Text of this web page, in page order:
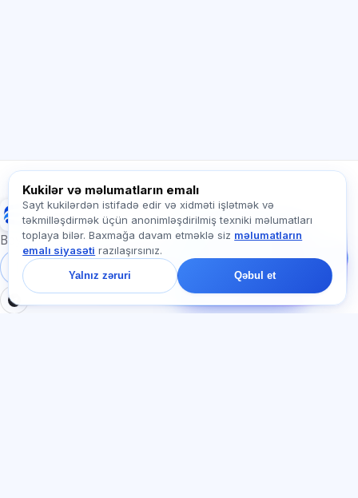
Exalify
Beynəlxalq dil imtahanlarına hazırlıq
Daxil ol
Qeydiyyat
Bizə yazın!
Tariflər, imtahanlar və
barədə soruşun — çatda
bir dəqiqə ərzində
cavab veririk.
Kukilər və məlumatların emalı
Sayt kukilərdən istifadə edir və xidməti işlətmək və
təkmilləşdirmək üçün anonimləşdirilmiş texniki məlumatları
toplaya bilər. Baxmağa davam etməklə siz məlumatların
emalı siyasəti razılaşırsınız.
Yalnız zəruri Qəbul et